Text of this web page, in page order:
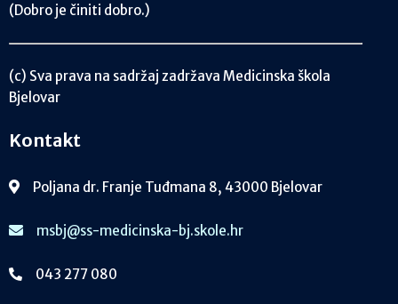
(Dobro je činiti dobro.)
(c) Sva prava na sadržaj zadržava Medicinska škola
Bjelovar
Kontakt
Poljana dr. Franje Tuđmana 8, 43000 Bjelovar
msbj@ss-medicinska-bj.skole.hr
043 277 080